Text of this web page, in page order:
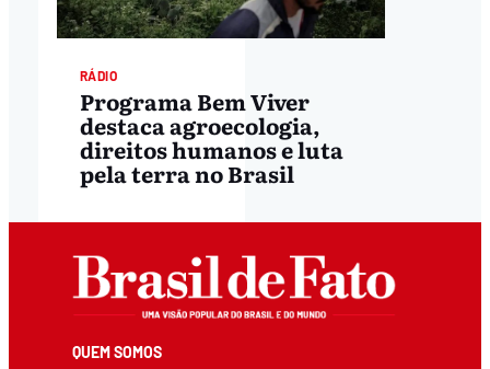
RÁDIO
Programa Bem Viver
destaca agroecologia,
direitos humanos e luta
pela terra no Brasil
QUEM SOMOS